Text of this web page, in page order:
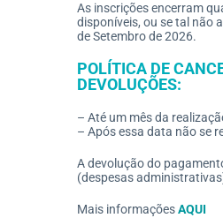
As inscrições encerram
disponíveis, ou se tal não
de Setembro de 2026.
POLÍTICA DE
DEVOLUÇÕES:
– Até um mês da
– Após essa data não se
A devolução do
(despesas
Mais informaçõesAQUI